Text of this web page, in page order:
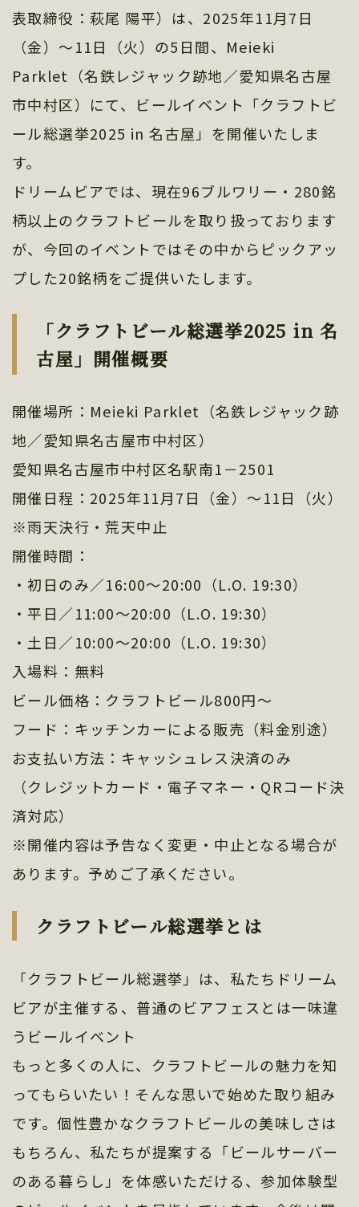
表取締役：萩尾 陽平）は、2025年11月7日
（金）～11日（火）の5日間、Meieki
Parklet（名鉄レジャック跡地／愛知県名古屋
市中村区）にて、ビールイベント「クラフトビ
ール総選挙2025 in 名古屋」を開催いたしま
す。
ドリームビアでは、現在96ブルワリー・280銘
柄以上のクラフトビールを取り扱っております
が、今回のイベントではその中からピックアッ
プした20銘柄をご提供いたします。
「クラフトビール総選挙2025 in 名
古屋」開催概要
開催場所：Meieki Parklet（名鉄レジャック跡
地／愛知県名古屋市中村区）
愛知県名古屋市中村区名駅南1－2501
開催日程：2025年11月7日（金）～11日（火）
※雨天決行・荒天中止
開催時間：
・初日のみ／16:00〜20:00（L.O. 19:30）
・平日／11:00〜20:00（L.O. 19:30）
・土日／10:00〜20:00（L.O. 19:30）
入場料：無料
ビール価格：クラフトビール800円〜
フード：キッチンカーによる販売（料金別途）
お支払い方法：キャッシュレス決済のみ
（クレジットカード・電子マネー・QRコード決
済対応）
※開催内容は予告なく変更・中止となる場合が
あります。予めご了承ください。
クラフトビール総選挙とは
「クラフトビール総選挙」は、私たちドリーム
ビアが主催する、普通のビアフェスとは一味違
うビールイベント
もっと多くの人に、クラフトビールの魅力を知
ってもらいたい！そんな思いで始めた取り組み
です。個性豊かなクラフトビールの美味しさは
もちろん、私たちが提案する「ビールサーバー
のある暮らし」を体感いただける、参加体験型